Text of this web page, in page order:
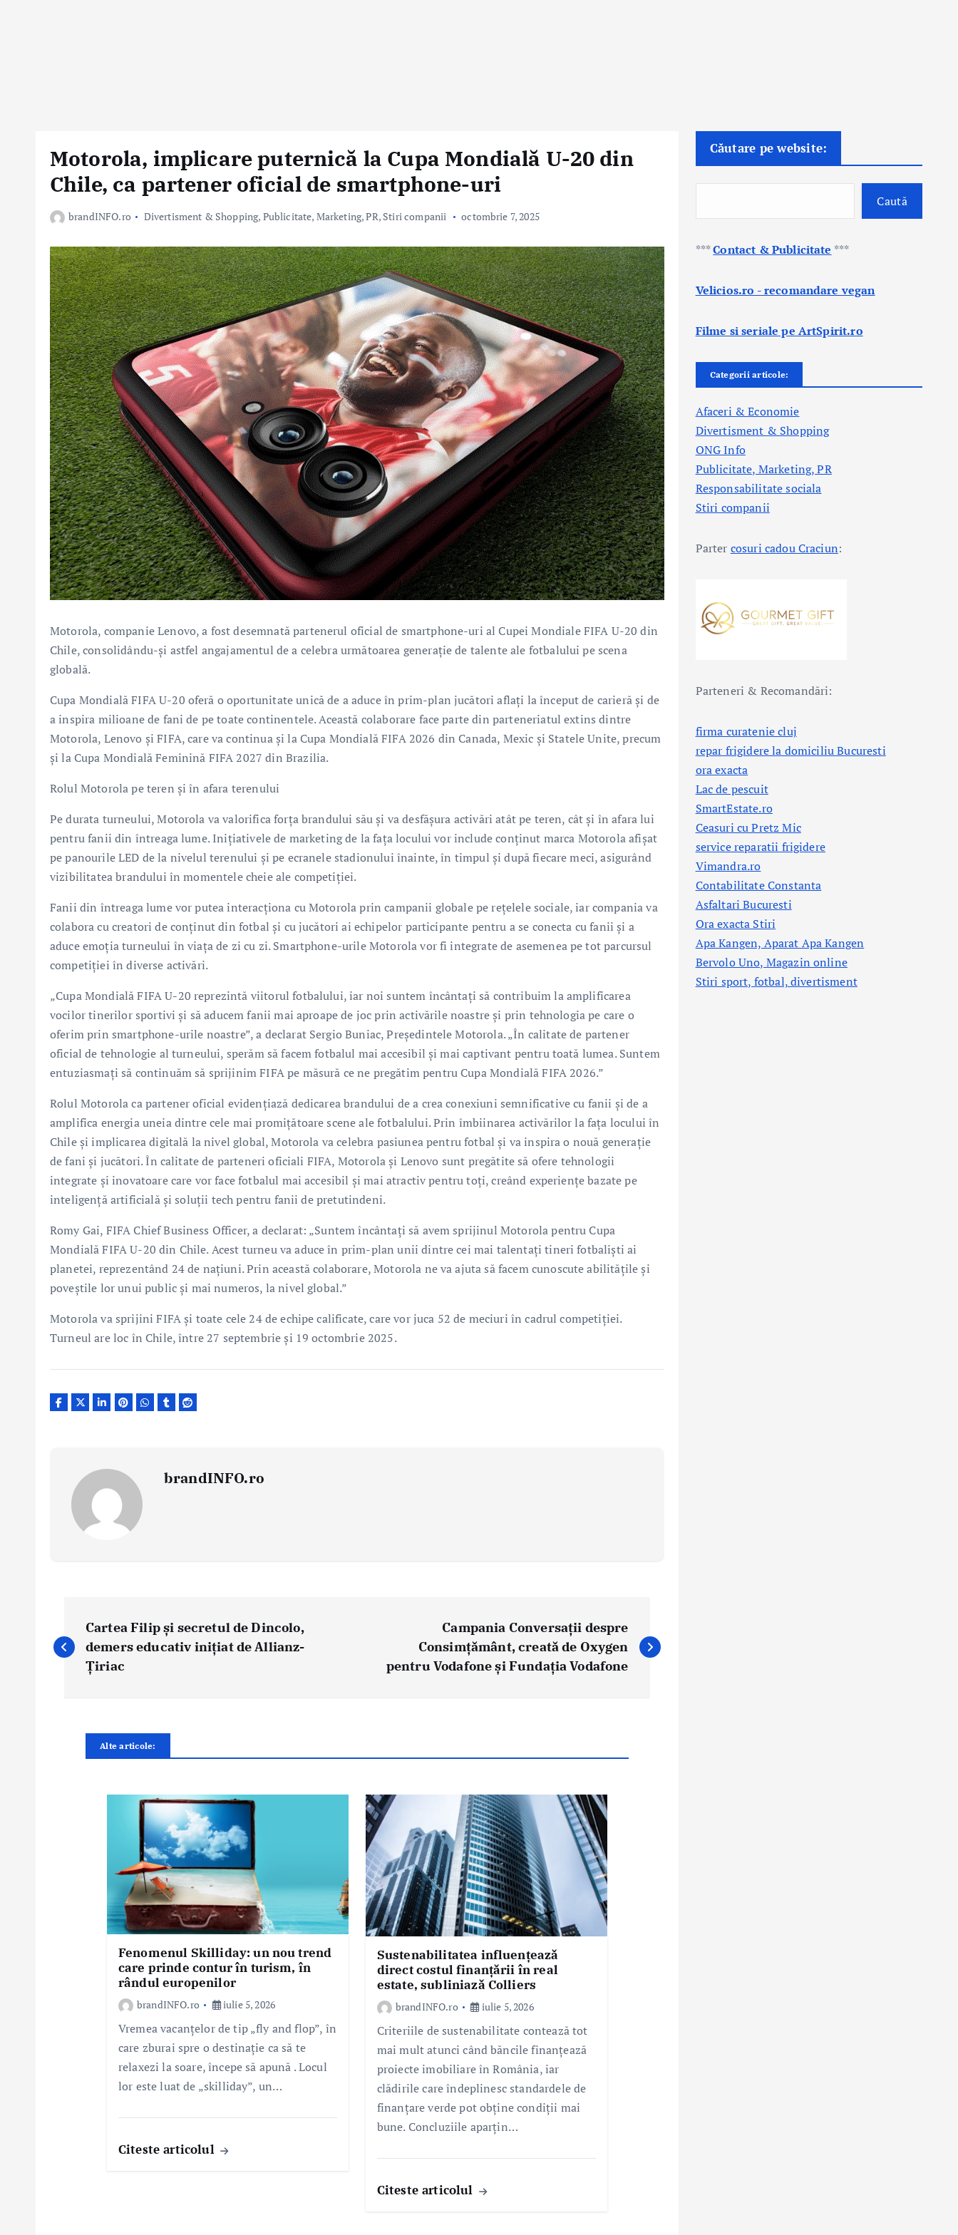
Motorola, implicare puternică la Cupa Mondială U-20 din
Chile, ca partener oficial de smartphone-uri
brandINFO.ro Divertisment & Shopping, Publicitate, Marketing, PR, Stiri companii octombrie 7, 2025
Motorola, companie Lenovo, a fost desemnată partenerul oficial de smartphone-uri al Cupei Mondiale FIFA U-20 din
Chile, consolidându-și astfel angajamentul de a celebra următoarea generație de talente ale fotbalului pe scena
globală.
Cupa Mondială FIFA U-20 oferă o oportunitate unică de a aduce în prim-plan jucători aflați la început de carieră și de
a inspira milioane de fani de pe toate continentele. Această colaborare face parte din parteneriatul extins dintre
Motorola, Lenovo și FIFA, care va continua și la Cupa Mondială FIFA 2026 din Canada, Mexic și Statele Unite, precum
și la Cupa Mondială Feminină FIFA 2027 din Brazilia.
Rolul Motorola pe teren și în afara terenului
Pe durata turneului, Motorola va valorifica forța brandului său și va desfășura activări atât pe teren, cât și în afara lui
pentru fanii din întreaga lume. Inițiativele de marketing de la fața locului vor include conținut marca Motorola afișat
pe panourile LED de la nivelul terenului și pe ecranele stadionului înainte, în timpul și după fiecare meci, asigurând
vizibilitatea brandului în momentele cheie ale competiției.
Fanii din întreaga lume vor putea interacționa cu Motorola prin campanii globale pe rețelele sociale, iar compania va
colabora cu creatori de conținut din fotbal și cu jucători ai echipelor participante pentru a se conecta cu fanii și a
aduce emoția turneului în viața de zi cu zi. Smartphone-urile Motorola vor fi integrate de asemenea pe tot parcursul
competiției în diverse activări.
„Cupa Mondială FIFA U-20 reprezintă viitorul fotbalului, iar noi suntem încântați să contribuim la amplificarea
vocilor tinerilor sportivi și să aducem fanii mai aproape de joc prin activările noastre și prin tehnologia pe care o
oferim prin smartphone-urile noastre”, a declarat Sergio Buniac, Președintele Motorola. „În calitate de partener
oficial de tehnologie al turneului, sperăm să facem fotbalul mai accesibil și mai captivant pentru toată lumea. Suntem
entuziasmați să continuăm să sprijinim FIFA pe măsură ce ne pregătim pentru Cupa Mondială FIFA 2026.”
Rolul Motorola ca partener oficial evidențiază dedicarea brandului de a crea conexiuni semnificative cu fanii și de a
amplifica energia uneia dintre cele mai promițătoare scene ale fotbalului. Prin îmbiinarea activărilor la fața locului în
Chile și implicarea digitală la nivel global, Motorola va celebra pasiunea pentru fotbal și va inspira o nouă generație
de fani și jucători. În calitate de parteneri oficiali FIFA, Motorola și Lenovo sunt pregătite să ofere tehnologii
integrate și inovatoare care vor face fotbalul mai accesibil și mai atractiv pentru toți, creând experiențe bazate pe
inteligență artificială și soluții tech pentru fanii de pretutindeni.
Romy Gai, FIFA Chief Business Officer, a declarat: „Suntem încântați să avem sprijinul Motorola pentru Cupa
Mondială FIFA U-20 din Chile. Acest turneu va aduce în prim-plan unii dintre cei mai talentați tineri fotbaliști ai
planetei, reprezentând 24 de națiuni. Prin această colaborare, Motorola ne va ajuta să facem cunoscute abilitățile și
poveștile lor unui public și mai numeros, la nivel global.”
Motorola va sprijini FIFA și toate cele 24 de echipe calificate, care vor juca 52 de meciuri în cadrul competiției.
Turneul are loc în Chile, între 27 septembrie și 19 octombrie 2025.
brandINFO.ro
v
Cartea Filip și secretul de Dincolo,
demers educativ inițiat de Allianz-
Țiriac
Campania Conversații despre
Consimțământ, creată de Oxygen
pentru Vodafone și Fundația Vodafone
Alte articole:
Fenomenul Skilliday: un nou trend
care prinde contur în turism, în
rândul europenilor
brandINFO.ro iulie 5, 2026
Vremea vacanțelor de tip „fly and flop”, în
care zburai spre o destinație ca să te
relaxezi la soare, începe să apună . Locul
lor este luat de „skilliday”, un…
Citeste articolul
Sustenabilitatea influențează
direct costul finanțării în real
estate, subliniază Colliers
brandINFO.ro iulie 5, 2026
Criteriile de sustenabilitate contează tot
mai mult atunci când băncile finanțează
proiecte imobiliare în România, iar
clădirile care îndeplinesc standardele de
finanțare verde pot obține condiții mai
bune. Concluziile aparțin…
Citeste articolul
Căutare pe website:
Caută
***Contact & Publicitate ***
Velicios.ro - recomandare vegan
Filme si seriale pe ArtSpirit.ro
Categorii articole:
Afaceri & Economie
Divertisment & Shopping
ONG Info
Publicitate, Marketing, PR
Responsabilitate sociala
Stiri companii
Parter cosuri cadou Craciun:
Parteneri & Recomandări:
firma curatenie cluj
repar frigidere la domiciliu Bucuresti
ora exacta
Lac de pescuit
SmartEstate.ro
Ceasuri cu Pretz Mic
service reparatii frigidere
Vimandra.ro
Contabilitate Constanta
Asfaltari Bucuresti
Ora exacta Stiri
Apa Kangen, Aparat Apa Kangen
Bervolo Uno, Magazin online
Stiri sport, fotbal,divertisment